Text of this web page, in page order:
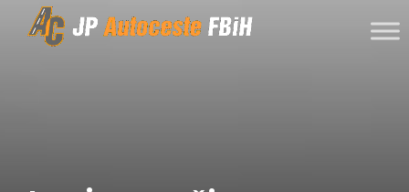
Skip to content